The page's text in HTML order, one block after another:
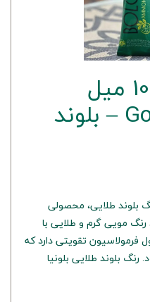
رنگ موی بلونیا 100 میل
Golden Blonde 7.3 – بلوند
حجم 100 میل با رنگ بلوند طلایی، محصولی
مویی گرم و طلایی با
فرمولاسیون تقویتی دارد که
بلوند طلایی بلونیا